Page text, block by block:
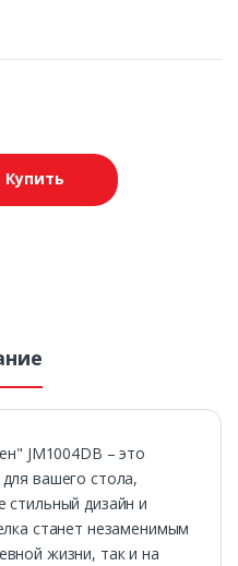
Купить
JM1004DB – это
вашего стола,
стильный дизайн и
станет незаменимым
жизни, так и на